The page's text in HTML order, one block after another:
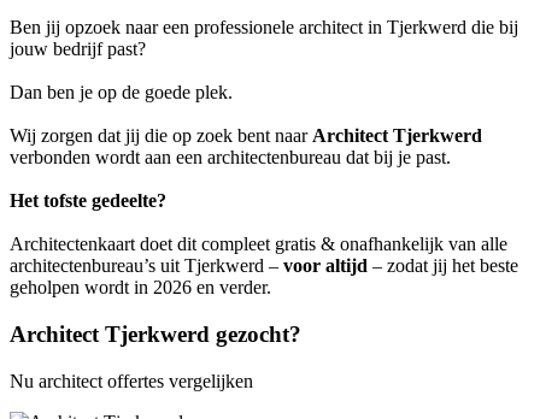
Ben jij opzoek naar een professionele architect in Tjerkwerd die bij
jouw bedrijf past?
Dan ben je op de goede plek.
Wij zorgen dat jij die op zoek bent naar Architect Tjerkwerd
verbonden wordt aan een architectenbureau dat bij je past.
Het tofste gedeelte?
Architectenkaart doet dit compleet gratis & onafhankelijk van alle
architectenbureau’s uit Tjerkwerd – voor altijd – zodat jij het beste
geholpen wordt in 2026 en verder.
Architect Tjerkwerd gezocht?
Nu architect offertes vergelijken